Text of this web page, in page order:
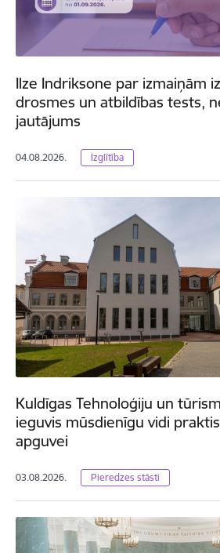
Ilze Indriksone par izmaiņām
drosmes un atbildības tests,
jautājums
04.08.2026. Izglītība
Kuldīgas Tehnoloģiju un
ieguvis mūsdienīgu vidi
apguvei
03.08.2026. Pieredzes stāsti